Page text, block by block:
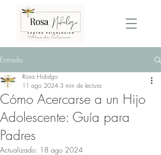
Entrada
Cómo Acercarse a un Hijo
Adolescente: Guía para
Padres
Rosa Hidalgo
11 ago 2024 3 min de lectura
Actualizado: 18 ago 2024